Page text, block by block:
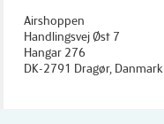
Airshoppen
Handlingsvej Øst 7
Hangar 276
DK-2791 Dragør, Danmark